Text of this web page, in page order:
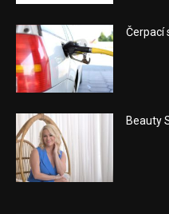
Čerpací
Beauty